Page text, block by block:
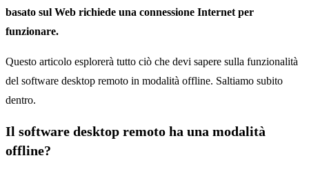
basato sul Web richiede una connessione Internet per
funzionare.
Questo articolo esplorerà tutto ciò che devi sapere sulla funzionalità
del software desktop remoto in modalità offline. Saltiamo subito
dentro.
Il software desktop remoto ha una modalità
offline?